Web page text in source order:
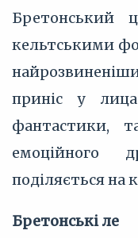
Бретонський
кельтськими
приніс у
фантастики,
емоційного
поділяється на
Бретонські ле